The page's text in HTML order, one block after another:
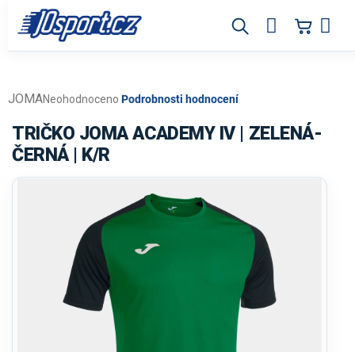
obsah
Průměrné
produktu
je
0,0
Neohodnoceno Podrobnosti hodnocení
JOMA
TRIČKO JOMA ACADEMY IV | ZELENÁ-
ČERNÁ | K/R